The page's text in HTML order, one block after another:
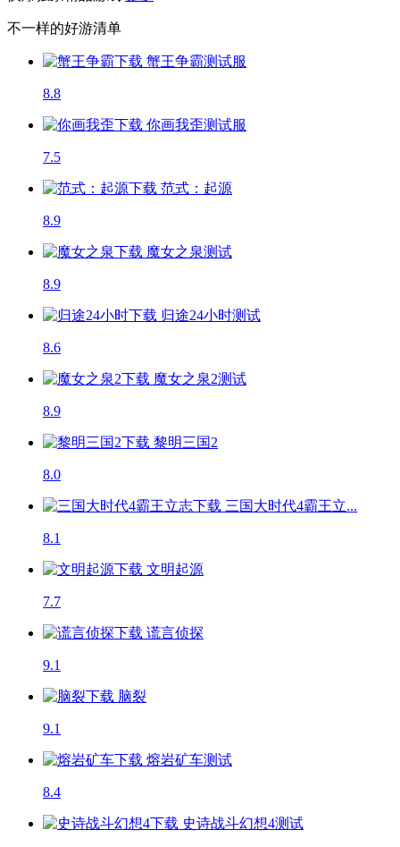
不一样的好游清单
蟹王争霸测试服
8.8
你画我歪测试服
7.5
范式：起源
8.9
魔女之泉测试
8.9
归途24小时测试
8.6
魔女之泉2测试
8.9
黎明三国2
8.0
三国大时代4霸王立...
8.1
文明起源
7.7
谎言侦探
9.1
脑裂
9.1
熔岩矿车测试
8.4
史诗战斗幻想4测试